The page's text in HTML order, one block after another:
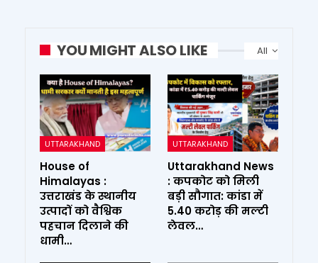
All
YOU MIGHT ALSO LIKE
UTTARAKHAND
House of
Himalayas :
उत्तराखंड के स्थानीय
उत्पादों को वैश्विक
पहचान दिलाने की
धामी…
UTTARAKHAND
Uttarakhand News
: कपकोट को मिली
बड़ी सौगात: कांडा में
₹5.40 करोड़ की मल्टी
लेवल…